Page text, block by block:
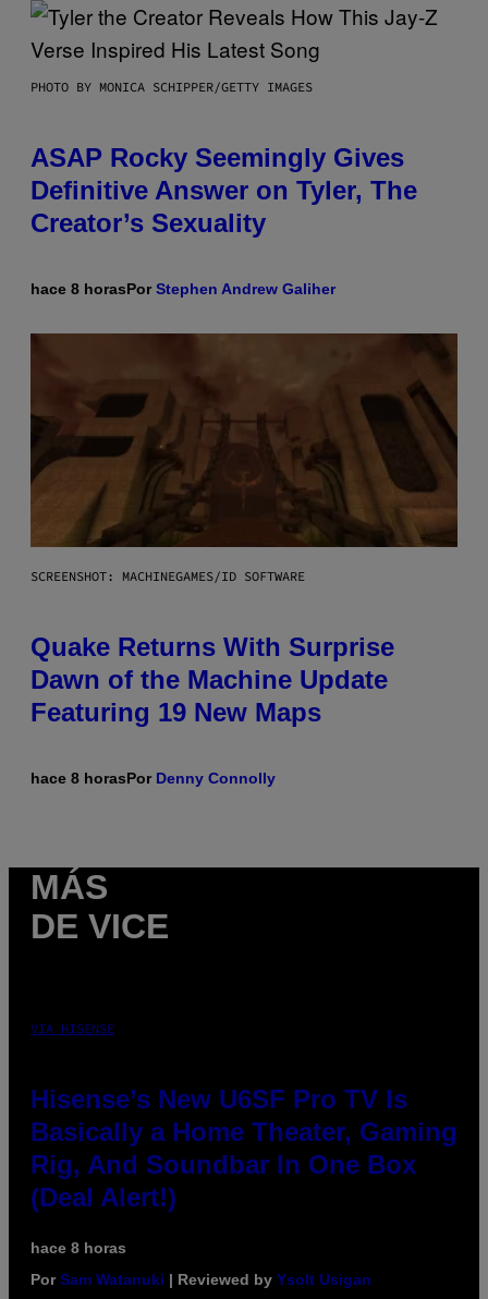
PHOTO BY MONICA SCHIPPER/GETTY IMAGES
ASAP Rocky Seemingly Gives
Definitive Answer on Tyler, The
Creator’s Sexuality
hace 8 horasPorStephen Andrew Galiher
SCREENSHOT: MACHINEGAMES/ID SOFTWARE
Quake Returns With Surprise
Dawn of the Machine Update
Featuring 19 New Maps
hace 8 horasPor Denny Connolly
MÁS
DE VICE
VIA HISENSE
Hisense’s New U6SF Pro TV Is
Basically a Home Theater, Gaming
Rig, And Soundbar In One Box
(Deal Alert!)
hace 8 horas
PorSam Watanuki | Reviewed by Ysolt Usigan